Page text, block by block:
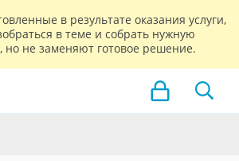
в результате оказания услуги,
в теме и собрать нужную
не заменяют готовое решение.